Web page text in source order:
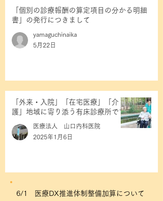
「個別の診療報酬の算定項目の分かる明細
書」の発行につきまして
yamaguchinaika
5月22日
「外来・入院」「在宅医療」「介
護」地域に寄り添う有床診療所です
医療法人 山口内科医院
2025年1月6日
6/1 医療DX推進体制整備加算について